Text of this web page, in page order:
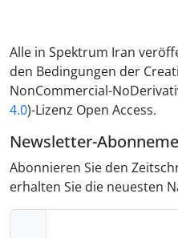
Alle in Spektrum Iran
den Bedingungen der
NonCommercial-
4.0)-Lizenz Open Access.
Newsletter-
Abonnieren Sie den
erhalten Sie die neuesten